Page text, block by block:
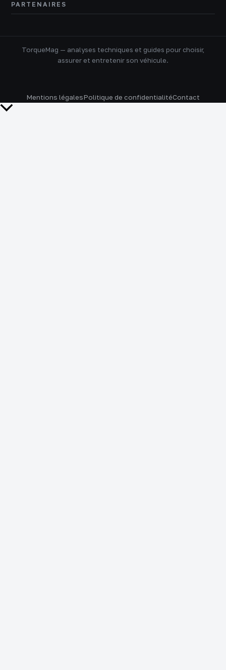
PARTENAIRES
TorqueMag — analyses techniques et guides pour choisir,
assurer et entretenir son véhicule.
Mentions légalesPolitique de confidentialitéContact